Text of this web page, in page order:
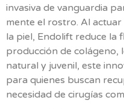
invasiva de vanguardia
mente el rostro. Al
la piel, Endolift reduce la
producción de colágeno,
natural y juvenil, este
para quienes buscan
necesidad de cirugías